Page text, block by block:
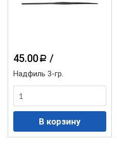
45.00 a /
Надфиль 3-гр.